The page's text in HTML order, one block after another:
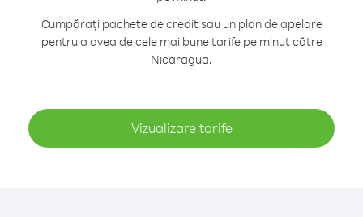
Cumpărați pachete de credit sau un plan de apelare
pentru a avea de cele mai bune tarife pe minut către
Nicaragua.
Vizualizare tarife